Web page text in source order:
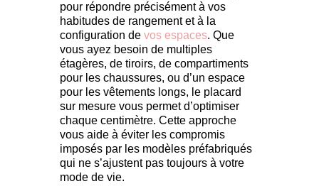
pour répondre précisément à vos
habitudes de rangement et à la
configuration de vos espaces. Que
vous ayez besoin de multiples
étagères, de tiroirs, de compartiments
pour les chaussures, ou d’un espace
pour les vêtements longs, le placard
sur mesure vous permet d’optimiser
chaque centimètre. Cette approche
vous aide à éviter les compromis
imposés par les modèles préfabriqués
qui ne s’ajustent pas toujours à votre
mode de vie.